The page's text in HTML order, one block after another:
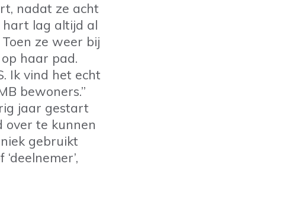
nadat ze acht
hart lag altijd al
ze weer bij
haar pad.
Ik vind het echt
bewoners.”
jaar gestart
over te kunnen
gebruikt